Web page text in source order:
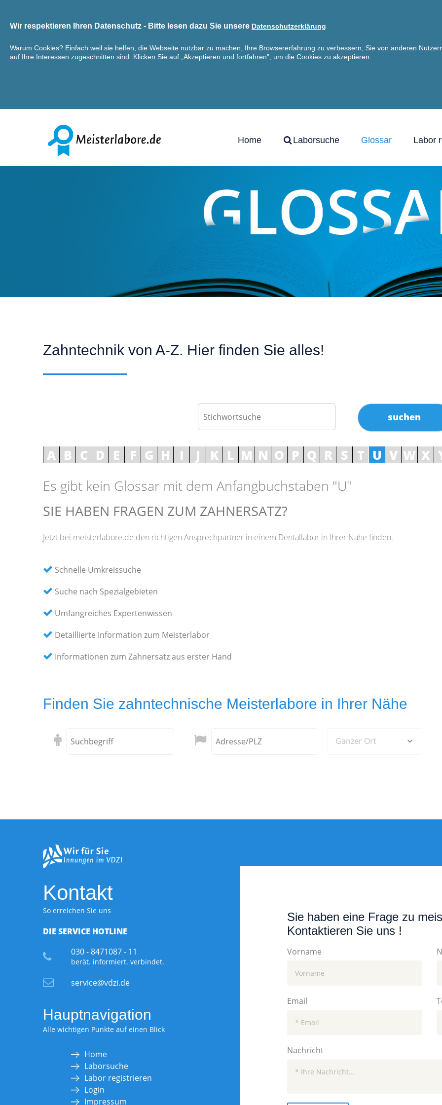
Wir respektieren Ihren Datenschutz - Bitte lesen dazu Sie unsere Datenschutzerklärung
Warum Cookies? Einfach weil sie helfen, die Webseite nutzbar zu machen, Ihre Browsererfahrung zu verbessern, Sie von anderen
auf Ihre Interessen zugeschnitten sind. Klicken Sie auf „Akzeptieren und fortfahren", um die Cookies zu akzeptieren.
Home Laborsuche Glossar Labor
Zahntechnik von A-Z. Hier finden Sie alles!
suchen
A B C D E F G H I J K L M N O P Q R S T U V W X
Es gibt kein Glossar mit dem Anfangbuchstaben "U"
SIE HABEN FRAGEN ZUM ZAHNERSATZ?
Jetzt bei meisterlabore.de den richtigen Ansprechpartner in einem Dentallabor in Ihrer Nähe finden.
Schnelle Umkreissuche
Suche nach Spezialgebieten
Umfangreiches Expertenwissen
Detaillierte Information zum Meisterlabor
Informationen zum Zahnersatz aus erster Hand
Finden Sie zahntechnische Meisterlabore in Ihrer Nähe
Ganzer Ort
Kontakt
So erreichen Sie uns
DIE SERVICE HOTLINE
030 - 8471087 - 11
berät. informiert. verbindet.
service@vdzi.de
Hauptnavigation
Alle wichtigen Punkte auf einen Blick
Home
Laborsuche
Labor registrieren
Login
Impressum